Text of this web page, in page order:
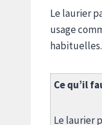
Le laurier
usage
Ce qu’il
Le laurier